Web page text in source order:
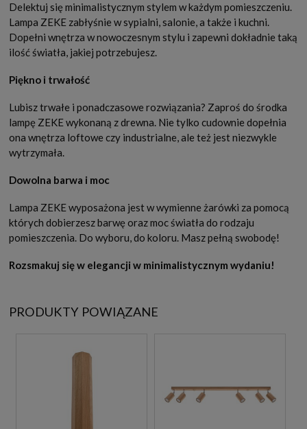
Delektuj się minimalistycznym stylem w każdym pomieszczeniu.
Lampa ZEKE zabłyśnie w sypialni, salonie, a także i kuchni.
Dopełni wnętrza w nowoczesnym stylu i zapewni dokładnie taką
ilość światła, jakiej potrzebujesz.
Piękno i trwałość
Lubisz trwałe i ponadczasowe rozwiązania? Zaproś do środka
lampę ZEKE wykonaną z drewna. Nie tylko cudownie dopełnia
ona wnętrza loftowe czy industrialne, ale też jest niezwykle
wytrzymała.
Dowolna barwa i moc
Lampa ZEKE wyposażona jest w wymienne żarówki za pomocą
których dobierzesz barwę oraz moc światła do rodzaju
pomieszczenia. Do wyboru, do koloru. Masz pełną swobodę!
Rozsmakuj się w elegancji w minimalistycznym wydaniu!
PRODUKTY POWIĄZANE